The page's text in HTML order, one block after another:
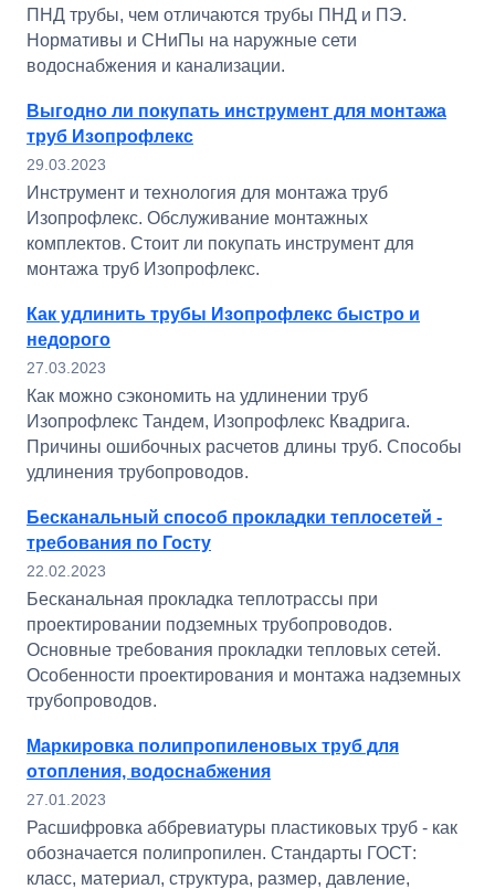
ПНД трубы, чем отличаются трубы ПНД и ПЭ.
Нормативы и СНиПы на наружные сети
водоснабжения и канализации.
Выгодно ли покупать инструмент для монтажа
труб Изопрофлекс
29.03.2023
Инструмент и технология для монтажа труб
Изопрофлекс. Обслуживание монтажных
комплектов. Стоит ли покупать инструмент для
монтажа труб Изопрофлекс.
Как удлинить трубы Изопрофлекс быстро и
недорого
27.03.2023
Как можно сэкономить на удлинении труб
Изопрофлекс Тандем, Изопрофлекс Квадрига.
Причины ошибочных расчетов длины труб. Способы
удлинения трубопроводов.
Бесканальный способ прокладки теплосетей -
требования по Госту
22.02.2023
Бесканальная прокладка теплотрассы при
проектировании подземных трубопроводов.
Основные требования прокладки тепловых сетей.
Особенности проектирования и монтажа надземных
трубопроводов.
Маркировка полипропиленовых труб для
отопления, водоснабжения
27.01.2023
Расшифровка аббревиатуры пластиковых труб - как
обозначается полипропилен. Стандарты ГОСТ:
класс, материал, структура, размер, давление,